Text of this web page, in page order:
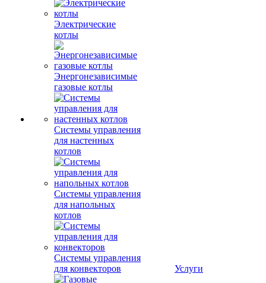
Электрические
котлы
Энергонезависимые
газовые котлы
Системы управления
для настенных
котлов
Системы управления
для напольных
котлов
Системы управления
для конвекторов
Услуги